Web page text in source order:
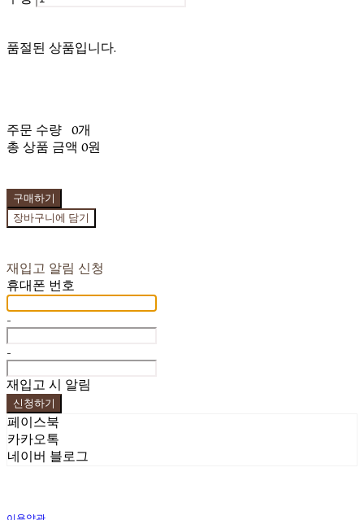
품절된 상품입니다.
주문 수량
0개
총 상품 금액 0원
구매하기
장바구니에 담기
재입고 알림 신청
휴대폰 번호
-
-
재입고 시 알림
신청하기
페이스북
카카오톡
네이버 블로그